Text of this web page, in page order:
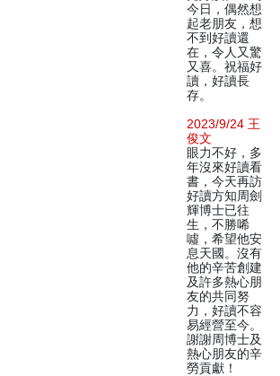
今日，偶然想
起老朋友，想
不到好讀還
在，令人又驚
又喜。祝福好
讀，好讀長
存。
2023/9/24 王
俊文
眼力不好，多
年沒來好讀看
書，今天再訪
好讀方知周劍
輝博士已往
生，不勝唏
噓，希望他安
息天國。沒有
他的辛苦創建
及許多熱心朋
友的共同努
力，好讀不容
易經營至今。
謝謝周博士及
熱心朋友的辛
勞貢獻！